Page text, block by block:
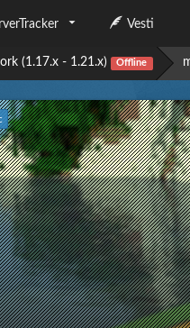
Vesti
(1.17.x - 1.21.x) Offline